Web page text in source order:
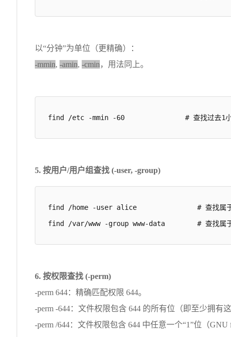
以“分钟”为单位（更精确）：
-mmin, -amin, -cmin ，用法同上。
find /etc -mmin -60               # 查找过去1
5. 按用户/用户组查找 (-user, -group)
find /home -user alice               # 查找属
find /var/www -group www-data        # 查找属
6. 按权限查找 (-perm)
-perm 644：精确匹配权限 644。
-perm -644：文件权限包含 644 的所有位（即至少拥有
-perm /644：文件权限包含 644 中任意一个“1”位（GNU